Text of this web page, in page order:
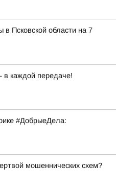
в Псковской области на 7
каждой передаче!
#ДобрыеДела:
мошеннических схем?